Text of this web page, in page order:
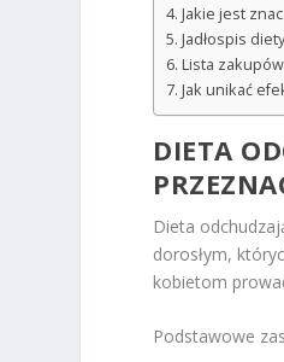
Jakie jest
Jadłospis
Lista
Jak unikać
DIETA
Dieta
dorosłym,
kobietom
Podstawowe